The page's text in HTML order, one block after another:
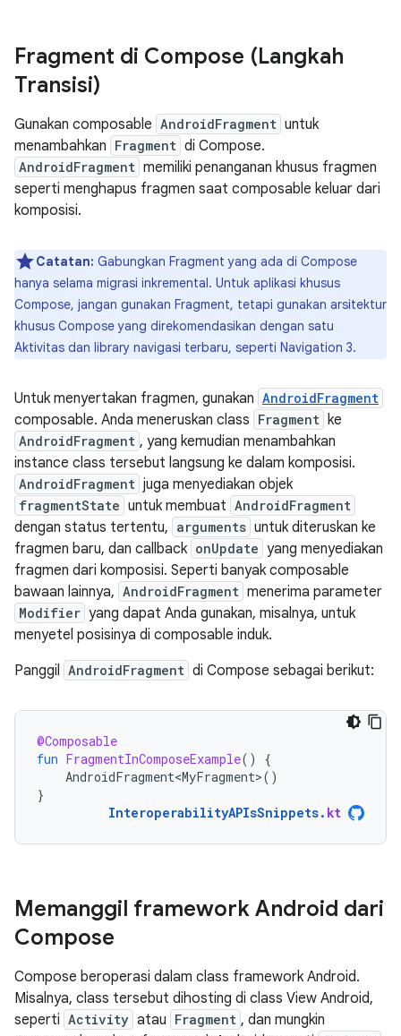
Fragment di Compose (Langkah
Transisi)
Gunakan composable AndroidFragment untuk
menambahkan Fragment di Compose.
AndroidFragment memiliki penanganan khusus fragmen
seperti menghapus fragmen saat composable keluar dari
komposisi.
Catatan: Gabungkan Fragment yang ada di Compose
hanya selama migrasi inkremental. Untuk aplikasi khusus
Compose, jangan gunakan Fragment, tetapi gunakan arsitektur
khusus Compose yang direkomendasikan dengan satu
Aktivitas dan library navigasi terbaru, seperti Navigation 3.
Untuk menyertakan fragmen, gunakan AndroidFragment
composable. Anda meneruskan class Fragment ke
AndroidFragment , yang kemudian menambahkan
instance class tersebut langsung ke dalam komposisi.
AndroidFragment juga menyediakan objek
fragmentState untuk membuat AndroidFragment
dengan status tertentu, arguments untuk diteruskan ke
fragmen baru, dan callback onUpdate yang menyediakan
fragmen dari komposisi. Seperti banyak composable
bawaan lainnya, AndroidFragment menerima parameter
Modifier yang dapat Anda gunakan, misalnya, untuk
menyetel posisinya di composable induk.
Panggil AndroidFragment di Compose sebagai berikut:
@Composable
fun FragmentInComposeExample()
{
AndroidFragment<MyFragment>()
}
InteroperabilityAPIsSnippets. kt
Memanggil framework Android dari
Compose
Compose beroperasi dalam class framework Android.
Misalnya, class tersebut dihosting di class View Android,
seperti Activity atau Fragment , dan mungkin